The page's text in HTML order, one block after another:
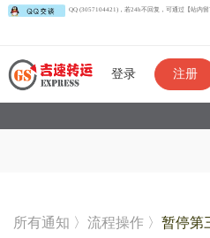
QQ (3057104421)，若24h不回复，
登录 注册
所有通知 〉 流程操作 〉 暂停第